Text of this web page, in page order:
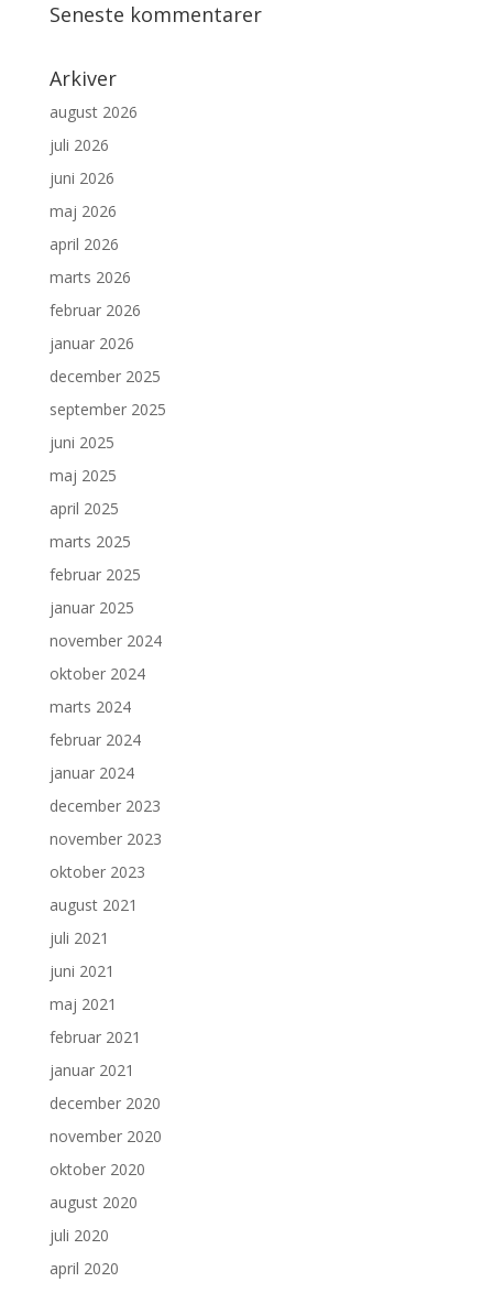
Seneste kommentarer
Arkiver
august 2026
juli 2026
juni 2026
maj 2026
april 2026
marts 2026
februar 2026
januar 2026
december 2025
september 2025
juni 2025
maj 2025
april 2025
marts 2025
februar 2025
januar 2025
november 2024
oktober 2024
marts 2024
februar 2024
januar 2024
december 2023
november 2023
oktober 2023
august 2021
juli 2021
juni 2021
maj 2021
februar 2021
januar 2021
december 2020
november 2020
oktober 2020
august 2020
juli 2020
april 2020